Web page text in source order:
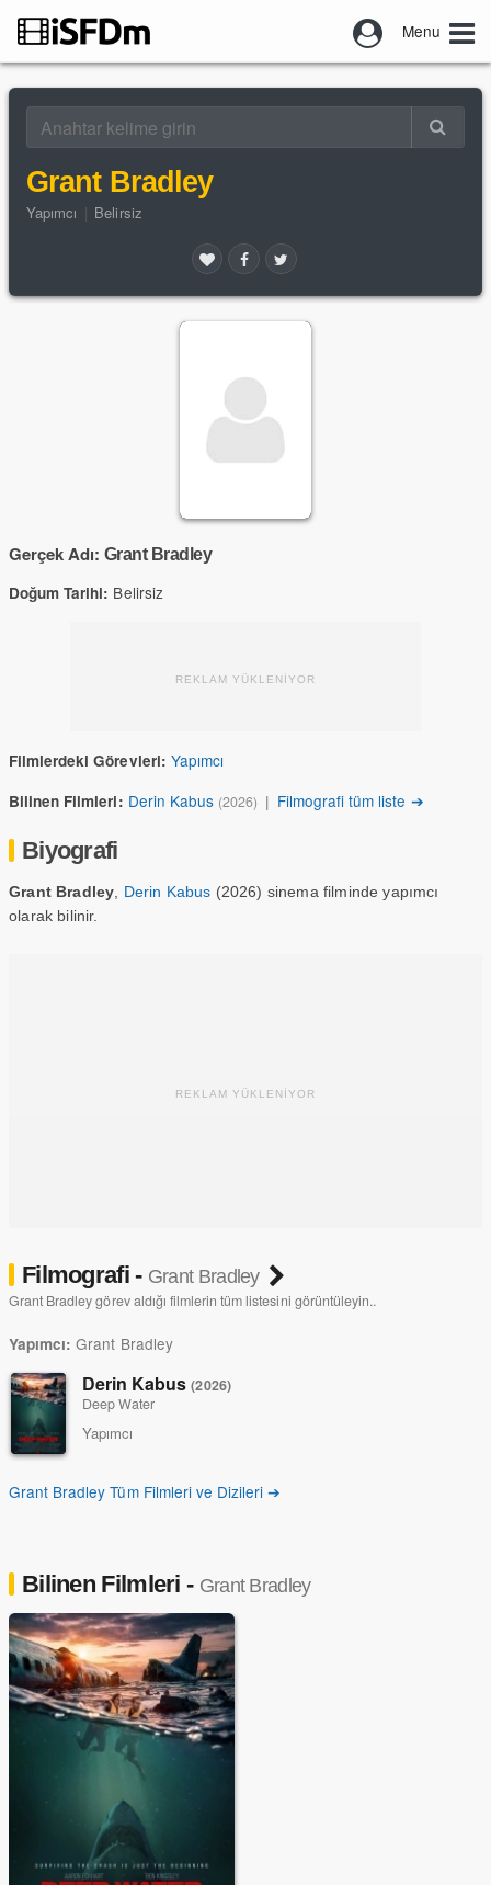
Menu
Grant Bradley
Yapımcı Belirsiz
Gerçek Adı: Grant Bradley
Doğum Tarihi: Belirsiz
REKLAM YÜKLENİYOR
Filmlerdeki Görevleri: Yapımcı
Bilinen Filmleri: Derin Kabus (2026) | Filmografi tüm liste ➔
Biyografi
Grant Bradley Derin Kabus (2026) sinema filminde yapımcı
olarak bilinir.
REKLAM YÜKLENİYOR
Filmografi - Grant Bradley
Grant Bradley görev aldığı filmlerin tüm listesini görüntüleyin..
Yapımcı: Grant Bradley
Derin Kabus(2026)
Deep Water
Yapımcı
Grant Bradley Tüm Filmleri ve Dizileri ➔
Bilinen Filmleri - Grant Bradley